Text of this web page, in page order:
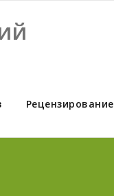
Рецензирование